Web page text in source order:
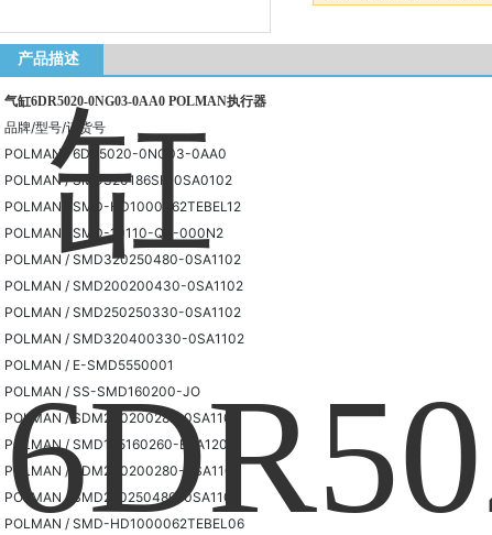
产品描述
气缸6DR5020-0NG03-0AA0 POLMAN执行器
品牌/型号/订货号
POLMAN / 6DR5020-0NG03-0AA0
POLMAN / SMD320186SF-0SA0102
POLMAN / SMD-HD1000062TEBEL12
POLMAN / SMD-10110-QS-000N2
POLMAN / SMD320250480-0SA1102
POLMAN / SMD200200430-0SA1102
POLMAN / SMD250250330-0SA1102
POLMAN / SMD320400330-0SA1102
POLMAN / E-SMD5550001
POLMAN / SS-SMD160200-JO
POLMAN / SDM200200282-0SA1102
POLMAN / SMD125160260-ESA1202
POLMAN / SDM200200280-0SA1102
POLMAN / SMD250250480-0SA1102
POLMAN / SMD-HD1000062TEBEL06